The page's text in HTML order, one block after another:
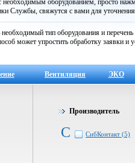
необходимым оборудованием, просто
Службы, свяжутся с вами для
тип оборудования и
может упростить обработку заявки и
Вентиляция ЭКО
Производитель
С СибКонтакт (5)